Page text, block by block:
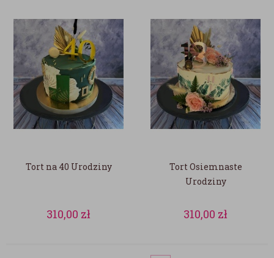
Tort na 40 Urodziny
310,00 zł
Tort Osiemnaste
Urodziny
310,00 zł